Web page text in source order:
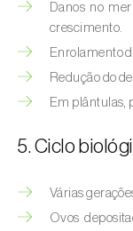
Bichado-da-
funebrana)
Bichado-da-
fasciana )
splendana)
Bichado-da-
fagiglandana)
Danos no
crescimento.
Enrolamento
Redução do
Em plântulas,
5. Ciclo
Várias
Ovos